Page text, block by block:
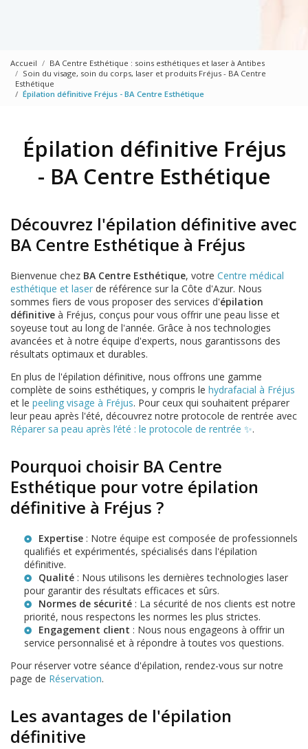
Accueil
BA Centre Esthétique : soins esthétiques et laser à Antibes
Soin du visage, soin du corps, laser et produits Fréjus - BA Centre
Esthétique
Épilation définitive Fréjus - BA Centre Esthétique
Épilation définitive Fréjus
- BA Centre Esthétique
Découvrez l'épilation définitive avec
BA Centre Esthétique à Fréjus
Bienvenue chez BA Centre Esthétique, votre Centre médical
esthétique et laser de référence sur la Côte d'Azur. Nous
sommes fiers de vous proposer des services d'épilation
définitive à Fréjus, conçus pour vous offrir une peau lisse et
soyeuse tout au long de l'année. Grâce à nos technologies
avancées et à notre équipe d'experts, nous garantissons des
résultats optimaux et durables.
En plus de l'épilation définitive, nous offrons une gamme
complète de soins esthétiques, y compris le hydrafacial à Fréjus
et le peeling visage à Fréjus. Pour ceux qui souhaitent préparer
leur peau après l'été, découvrez notre protocole de rentrée avec
Réparer sa peau après l’été : le protocole de rentrée ✨.
Pourquoi choisir BA Centre
Esthétique pour votre épilation
définitive à Fréjus ?
Expertise : Notre équipe est composée de professionnels
qualifiés et expérimentés, spécialisés dans l'épilation
définitive.
Qualité : Nous utilisons les dernières technologies laser
pour garantir des résultats efficaces et sûrs.
Normes de sécurité : La sécurité de nos clients est notre
priorité, nous respectons les normes les plus strictes.
Engagement client : Nous nous engageons à offrir un
service personnalisé et à répondre à toutes vos questions.
Pour réserver votre séance d'épilation, rendez-vous sur notre
page de Réservation.
Les avantages de l'épilation
définitive